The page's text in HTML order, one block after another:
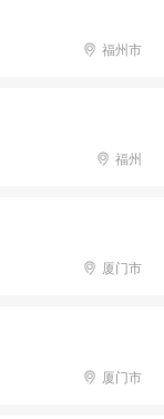
福州市
福州
厦门市
厦门市